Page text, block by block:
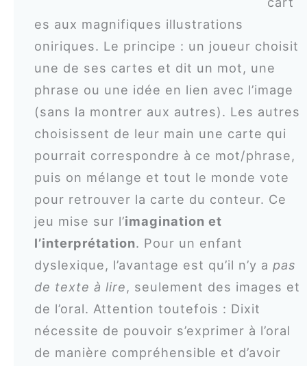
es aux magnifiques illustrations
oniriques. Le principe : un joueur choisit
une de ses cartes et dit un mot, une
phrase ou une idée en lien avec l’image
(sans la montrer aux autres). Les autres
choisissent de leur main une carte qui
pourrait correspondre à ce mot/phrase,
puis on mélange et tout le monde vote
pour retrouver la carte du conteur. Ce
jeu mise sur l’imagination et
l’interprétation. Pour un enfant
dyslexique, l’avantage est qu’il n’y a pas
de texte à lire, seulement des images et
de l’oral. Attention toutefois : Dixit
nécessite de pouvoir s’exprimer à l’oral
de manière compréhensible et d’avoir